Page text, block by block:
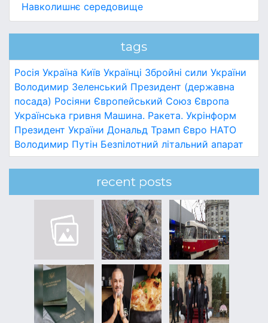
Навколишнє середовище
tags
Росія Україна Київ Українці Збройні сили України
Володимир Зеленський Президент (державна
посада) Росіяни Європейський Союз Європа
Українська гривня Машина. Ракета. Укрінформ
Президент України Дональд Трамп Євро НАТО
Володимир Путін Безпілотний літальний апарат
recent posts